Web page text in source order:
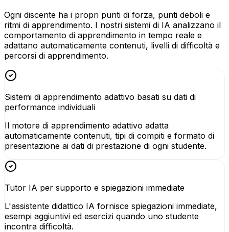
Ogni discente ha i propri punti di forza, punti deboli e
ritmi di apprendimento. I nostri sistemi di IA analizzano il
comportamento di apprendimento in tempo reale e
adattano automaticamente contenuti, livelli di difficoltà e
percorsi di apprendimento.
Sistemi di apprendimento adattivo basati su dati di
performance individuali
Il motore di apprendimento adattivo adatta
automaticamente contenuti, tipi di compiti e formato di
presentazione ai dati di prestazione di ogni studente.
Tutor IA per supporto e spiegazioni immediate
L'assistente didattico IA fornisce spiegazioni immediate,
esempi aggiuntivi ed esercizi quando uno studente
incontra difficoltà.